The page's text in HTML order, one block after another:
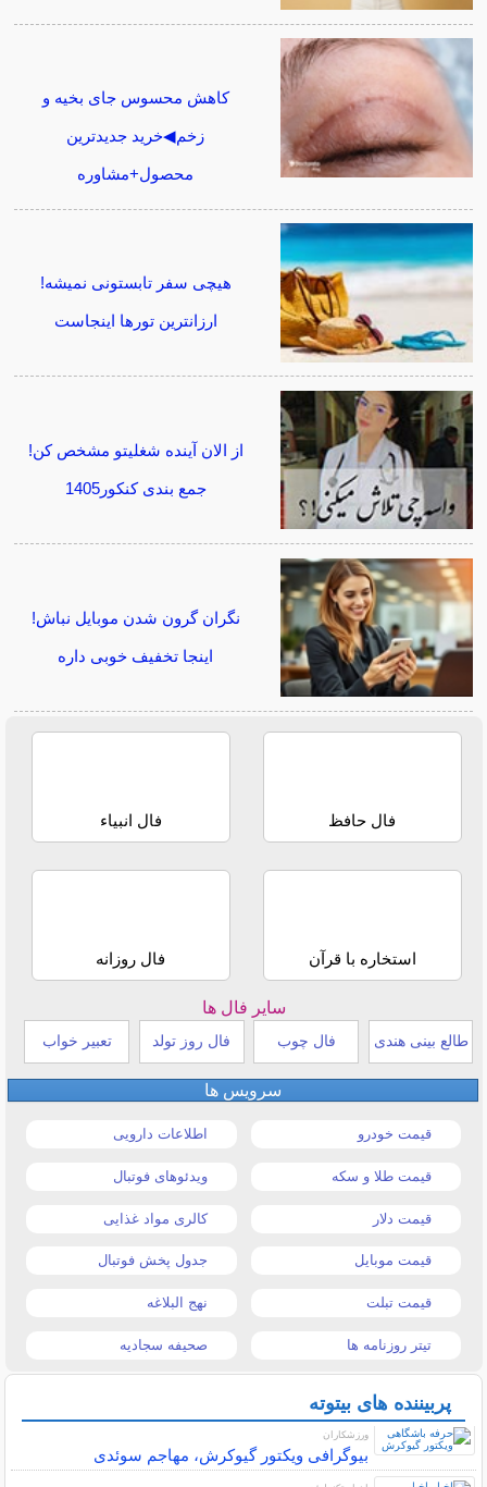
کاهش محسوس جای بخیه و
زخم◀خرید جدیدترین
محصول+مشاوره
هیچی سفر تابستونی نمیشه!
ارزانترین تورها اینجاست
از الان آینده شغلیتو مشخص کن!
جمع بندی کنکور1405
نگران گرون شدن موبایل نباش!
اینجا تخفیف خوبی داره
فال حافظ فال انبیاء
استخاره با قرآن فال روزانه
سایر فال ها
طالع بینی هندی فال چوب فال روز تولد تعبیر خواب
سرویس ها
قیمت خودرو اطلاعات دارویی
قیمت طلا و سکه ویدئوهای فوتبال
قیمت دلار کالری مواد غذایی
قیمت موبایل جدول پخش فوتبال
قیمت تبلت نهج البلاغه
تیتر روزنامه ها صحیفه سجادیه
پربیننده های بیتوته
ورزشکاران
بیوگرافی ویکتور گیوکرش، مهاجم سوئدی